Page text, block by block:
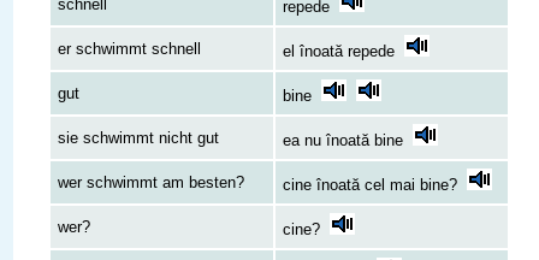
schnell repede
er schwimmt schnell el înoată repede
gut bine
sie schwimmt nicht gut ea nu înoată bine
wer schwimmt am besten? cine înoată cel mai bine?
wer? cine?